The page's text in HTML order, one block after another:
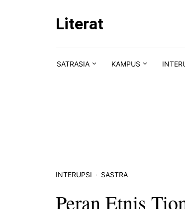
Literat
SATRASIA KAMPUS
INTERUPSI SASTRA
Peran Etnis